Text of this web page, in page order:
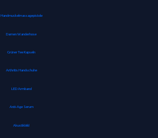
Handmuskelmassagepistole
Damen Wanderhose
Grüner Tee Kapseln
Arthritis Handschuhe
LED Armband
Anti-Age Serum
Akustikbild